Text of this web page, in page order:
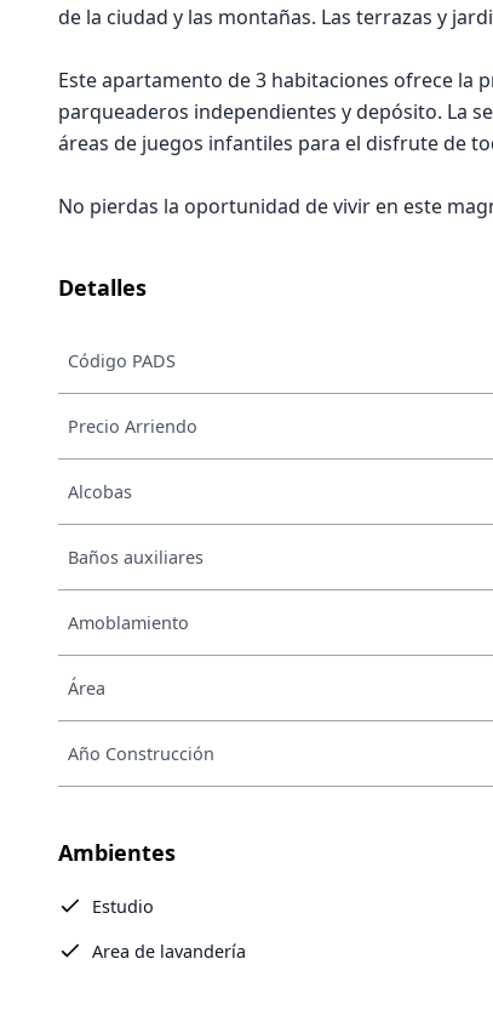
de la ciudad y las montañas. Las terrazas y
Este apartamento de 3 habitaciones ofrece la
parqueaderos independientes y depósito. La
áreas de juegos infantiles para el disfrute de
No pierdas la oportunidad de vivir en este
Detalles
Código PADS
Precio Arriendo
Alcobas
Baños auxiliares
Amoblamiento
Área
Año Construcción
Ambientes
Estudio
Area de lavandería